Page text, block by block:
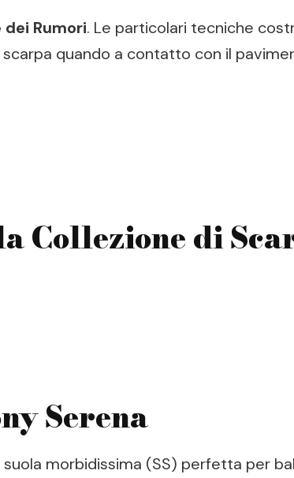
dei Rumori. Le particolari tecniche
quando a contatto con il
Collezione di
Serena
suola morbidissima (SS) perfetta per